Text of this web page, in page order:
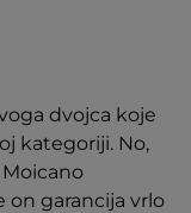
dvojca koje
kategoriji. No,
on garancija vrlo